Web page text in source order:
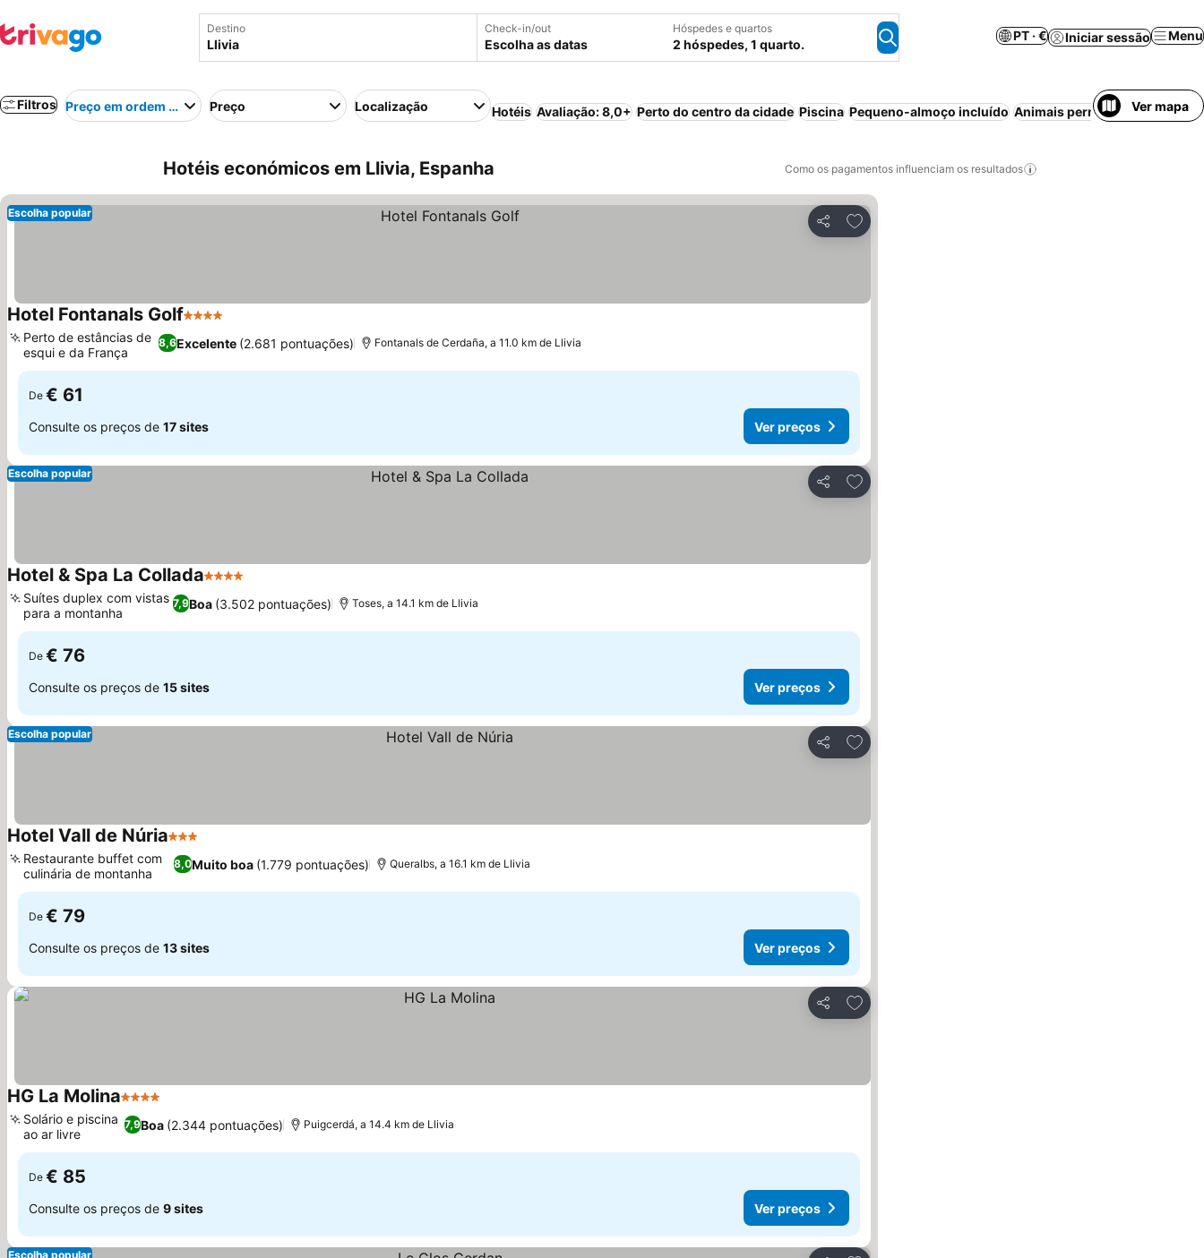
Destino Check-in/out
Escolha as datas
Hóspedes e quartos
2 hóspedes, 1 quarto.
PT · € Iniciar sessão Menu
Filtros Preço em ordem crescentePreço Localização Hotéis Avaliação: 8,0+ Perto do centro da cidade Piscina Pequeno-almoço incluído Animais permitidosVer mapa
Hotéis económicos em Llivia, Espanha Como os pagamentos influenciam os resultados
Partilhar
Adicionar aos favoritos
Escolha popular
Hotel Fontanals Golf4 Estrelas
8,6Excelente (2.681 pontuações)
Perto de estâncias de
esqui e da França
Fontanals de Cerdaña, a 11.0 km de Llivia
De € 61
Consulte os preços de 17 sites Ver preços
Partilhar
Adicionar aos favoritos
Escolha popular
Hotel & Spa La Collada4 Estrelas
7,9Boa (3.502 pontuações)
Suítes duplex com vistas
para a montanha
Toses, a 14.1 km de Llivia
De € 76
Consulte os preços de 15 sites Ver preços
Partilhar
Adicionar aos favoritos
Escolha popular
Hotel Vall de Núria3 Estrelas
8,0Muito boa (1.779 pontuações)
Restaurante buffet com
culinária de montanha
Queralbs, a 16.1 km de Llivia
De € 79
Consulte os preços de 13 sites Ver preços
Partilhar
Adicionar aos favoritos
HG La Molina4 Estrelas
7,9Boa (2.344 pontuações)
Solário e piscina
ao ar livre
Puigcerdá, a 14.4 km de Llivia
De € 85
Consulte os preços de 9 sites Ver preços
Escolha popular